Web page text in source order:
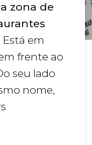
zona de
Está em
frente ao
seu lado
nome,